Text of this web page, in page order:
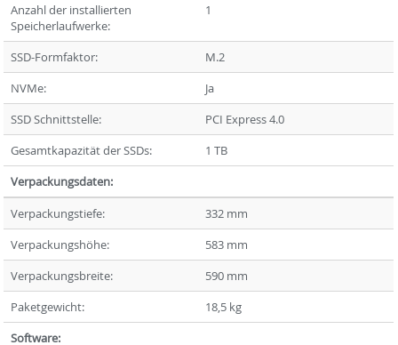
Anzahl der installierten
Speicherlaufwerke:
1
SSD-Formfaktor:
M.2
NVMe:
Ja
SSD Schnittstelle:
PCI Express 4.0
Gesamtkapazität der SSDs:
1 TB
Verpackungsdaten:
Verpackungstiefe:
332 mm
Verpackungshöhe:
583 mm
Verpackungsbreite:
590 mm
Paketgewicht:
18,5 kg
Software: